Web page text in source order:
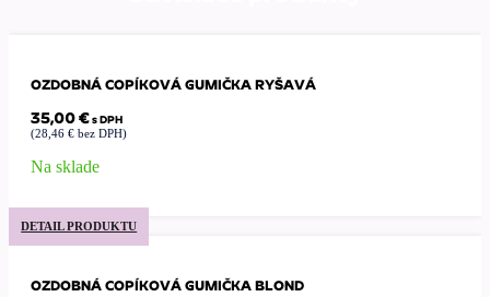
OZDOBNÁ COPÍKOVÁ GUMIČKA RYŠAVÁ
35,00€s DPH
(28,46 € bez DPH)
Na sklade
DETAIL PRODUKTU
OZDOBNÁ COPÍKOVÁ GUMIČKA BLOND